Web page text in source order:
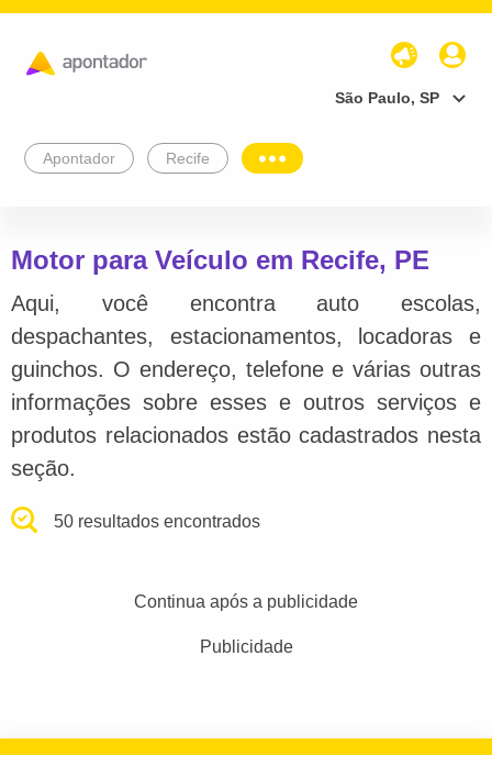
São Paulo, SP
Apontador Recife
Motor para Veículo em Recife, PE
Aqui, você encontra auto escolas,
despachantes, estacionamentos, locadoras e
guinchos. O endereço, telefone e várias outras
informações sobre esses e outros serviços e
produtos relacionados estão cadastrados nesta
seção.
50 resultados encontrados
Continua após a publicidade
Publicidade